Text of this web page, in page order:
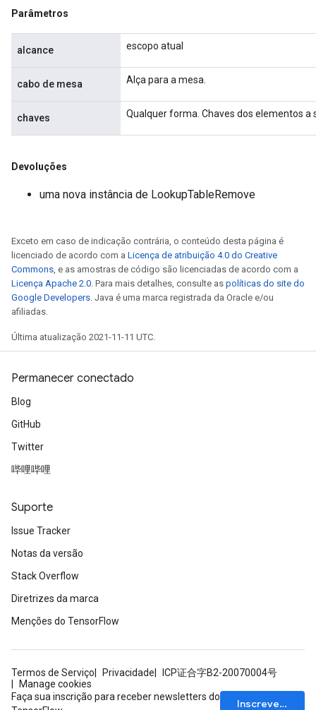
Parâmetros
alcance escopo atual
cabo de mesa Alça para a mesa.
chaves Qualquer forma. Chaves dos elementos a
Devoluções
uma nova instância de LookupTableRemove
Exceto em caso de indicação contrária, o conteúdo desta página é
licenciado de acordo com a Licença de atribuição 4.0 do Creative
Commons , e as amostras de código são licenciadas de acordo com a
Licença Apache 2.0 . Para mais detalhes, consulte as políticas do site do
Google Developers . Java é uma marca registrada da Oracle e/ou
afiliadas.
Última atualização 2021-11-11 UTC.
Permanecer conectado
Blog
GitHub
Twitter
哔哩哔哩
Suporte
Issue Tracker
Notas da versão
Stack Overflow
Diretrizes da marca
Menções do TensorFlow
Termos de Serviço Privacidade
ICP证合字B2-20070004号
Manage cookies
Faça sua inscrição para receber newsletters do
Inscrever-se